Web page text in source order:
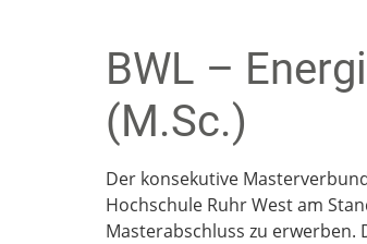
BWL –
(M.Sc.)
Der konsekutive
Hochschule Ruhr West am
Masterabschluss zu